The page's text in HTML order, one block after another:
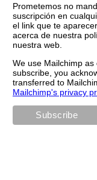
Prometemos no
suscripción en
el link que te
acerca de nuestra
nuestra web.
We use Mailchimp
subscribe, you
transferred to
Mailchimp's privacy